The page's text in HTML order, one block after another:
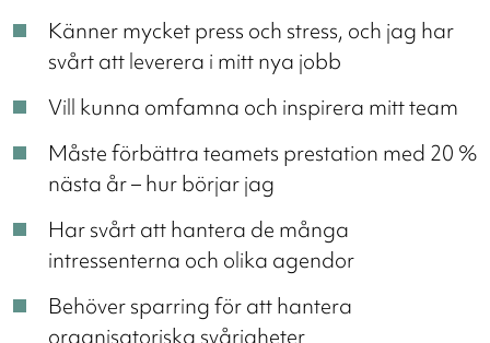
Känner mycket press och stress, och jag har
svårt att leverera i mitt nya jobb
Vill kunna omfamna och inspirera mitt team
Måste förbättra teamets prestation med 20 %
nästa år – hur börjar jag
Har svårt att hantera de många
intressenterna och olika agendor
Behöver sparring för att hantera
organisatoriska svårigheter